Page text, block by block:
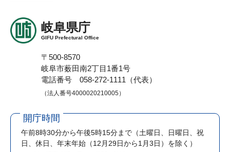
岐阜県庁
GIFU Prefectural Office
〒500-8570
岐阜市薮田南2丁目1番1号
電話番号 058-272-1111（代表）
（法人番号4000020210005）
開庁時間
午前8時30分から午後5時15分まで （土曜日、日曜日、祝
日、休日、年末年始（12月29日から1月3日）を除く）